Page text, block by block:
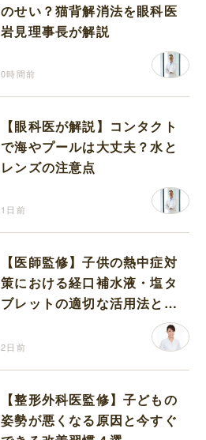
のせい？猫背解消法を眼科医
岩見理事長が解説
0時間前
【眼科医が解説】コンタクト
で海やプールは大丈夫？水と
レンズの注意点
1日前
【医師監修】子供の熱中症対
策における経口補水液・塩タ
ブレットの適切な活用法と水
2日前
【整形外科医監修】子どもの
姿勢が悪くなる原因と今すぐ